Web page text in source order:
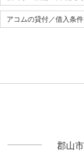
アコムの貸付／借入条件
郡山